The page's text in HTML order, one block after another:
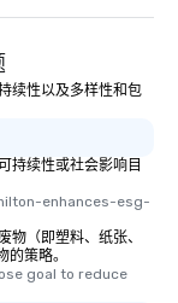
续性以及多样性和包
持续性或社会影响目
enhances-esg-
（即塑料、纸张、
策略。
goal to reduce